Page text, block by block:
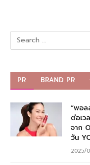
PR BRAND PR
“พอล
ต่อเว
จาก
วัน
2025/